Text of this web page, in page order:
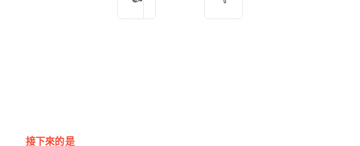
接下來的是